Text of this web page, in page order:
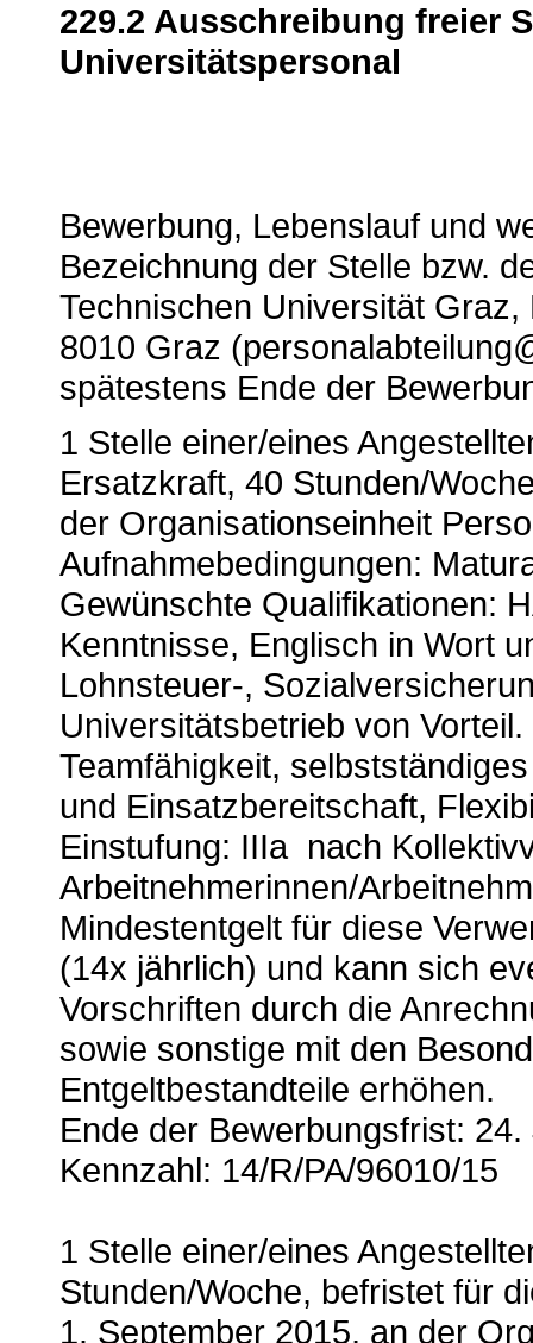
229.2 Ausschreibung freier
Universitätspersonal
Bewerbung, Lebenslauf und
Bezeichnung der Stelle bzw.
Technischen Universität
8010 Graz
spätestens Ende der
1 Stelle einer/eines
Ersatzkraft, 40 Stunden/
der Organisationseinheit
Aufnahmebedingungen:
Gewünschte Qualifikationen:
Kenntnisse, Englisch in Wort
Lohnsteuer-,
Universitätsbetrieb von
Teamfähigkeit,
und Einsatzbereitschaft,
Einstufung: IIIa nach
Arbeitnehmerinnen/
Mindestentgelt für diese
(14x jährlich) und kann sich
Vorschriften durch die
sowie sonstige mit den
Entgeltbestandteile erhöhen.
Ende der Bewerbungsfrist:
Kennzahl: 14/R/PA/96010/15
1 Stelle einer/eines
Stunden/Woche, befristet für
1. September 2015, an der